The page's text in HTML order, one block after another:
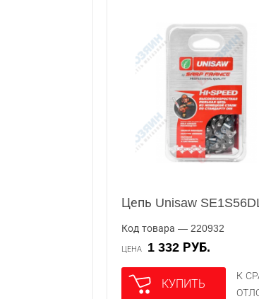
Цепь Unisaw
Код товара — 220932
ЦЕНА 1 332 РУБ.
КУПИТЬ
К